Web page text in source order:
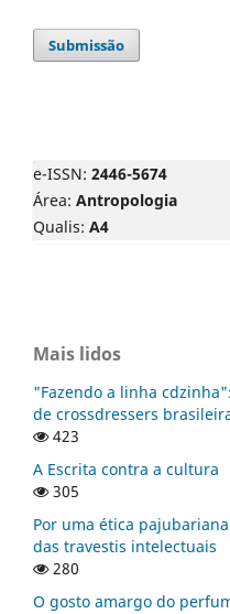
Submissão
e-ISSN: 2446-5674
Área: Antropologia
Qualis: A4
Mais lidos
"Fazendo a linha
de crossdressers
423
A Escrita contra a cultura
305
Por uma ética
das travestis intelectuais
280
O gosto amargo do